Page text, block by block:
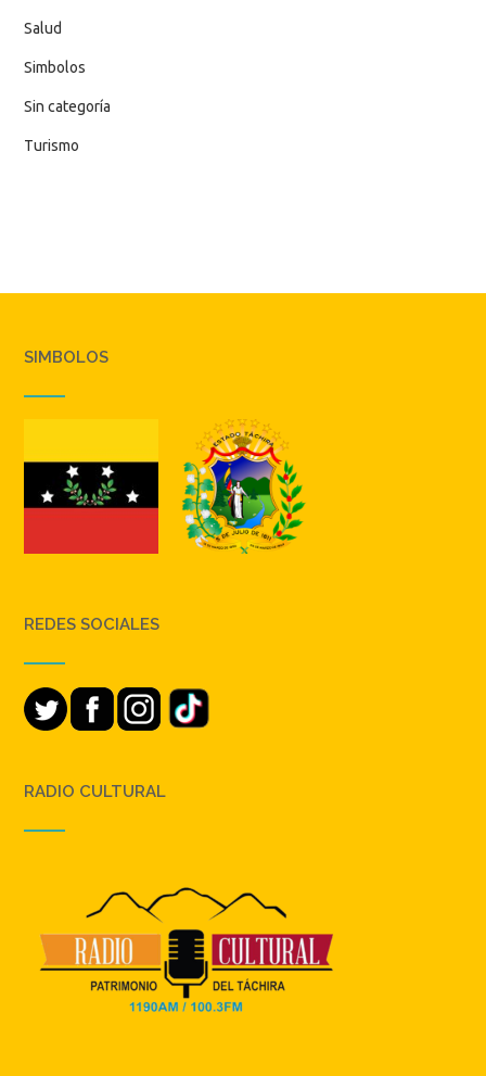
Salud
Simbolos
Sin categoría
Turismo
SIMBOLOS
REDES SOCIALES
RADIO CULTURAL